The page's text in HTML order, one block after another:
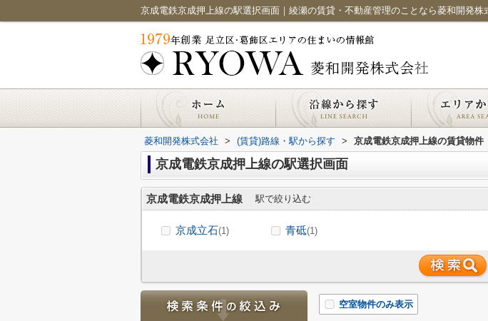
菱和開発株式会社 > (賃貸)路線・駅から探す > 京成電鉄京成押上線の賃貸物件
京成電鉄京成押上線の駅選択画面
京成電鉄京成押上線 駅で絞り込む
京成立石(1) 青砥(1)
空室物件のみ表示